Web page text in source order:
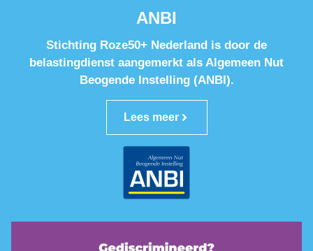
ANBI
Stichting Roze50+ Nederland is door de
belastingdienst aangemerkt als Algemeen Nut
Beogende Instelling (ANBI).
Lees meer